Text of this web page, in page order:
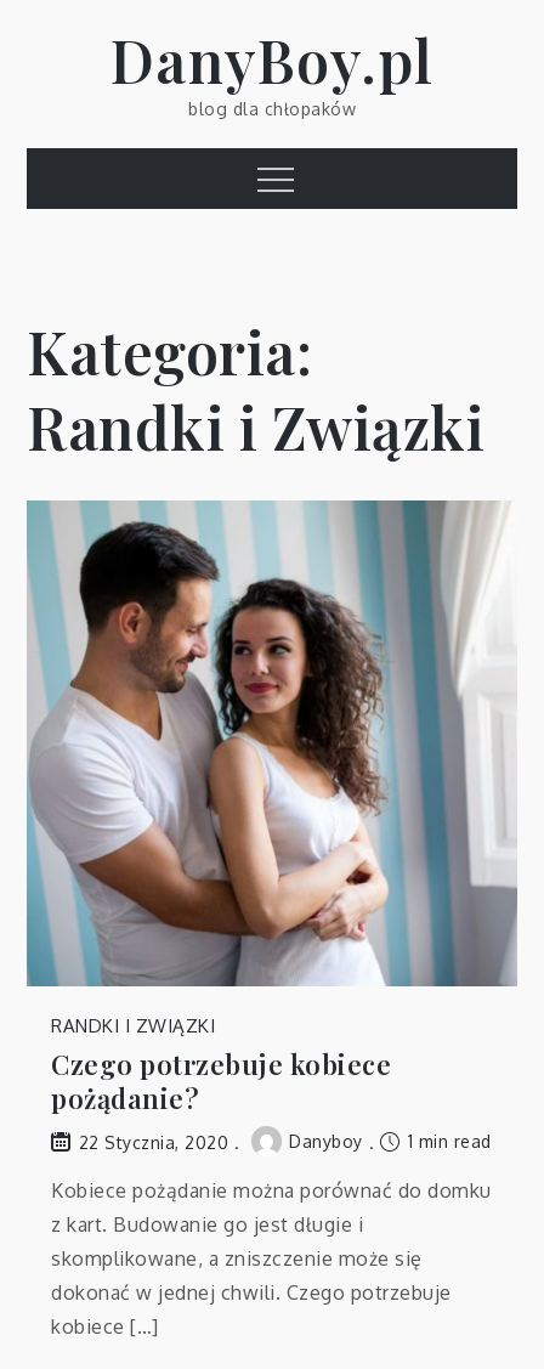
DanyBoy.pl
blog dla chłopaków
Menu
Kategoria:
Randki i Związki
RANDKI I ZWIĄZKI
Czego potrzebuje kobiece
pożądanie?
22 Stycznia, 2020 Danyboy 1 min read
Kobiece pożądanie można porównać do domku
z kart. Budowanie go jest długie i
skomplikowane, a zniszczenie może się
dokonać w jednej chwili. Czego potrzebuje
kobiece […]